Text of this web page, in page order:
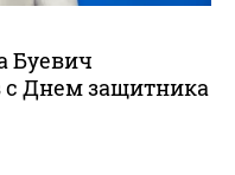
Буевич
с Днем защитника